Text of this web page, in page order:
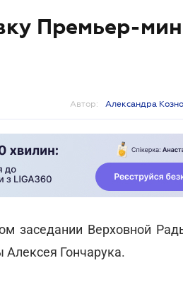
Премьер-
Автор: Александра
заседании Верховной
Гончарука.